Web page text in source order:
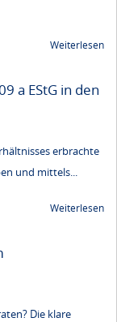
Weiterlesen
a EStG in den
erbrachte
und mittels...
Weiterlesen
Die klare